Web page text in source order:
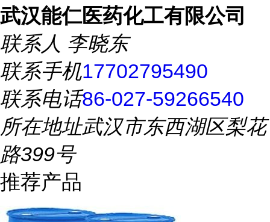
武汉能仁医药化工有限公司
联系人 李晓东
联系手机17702795490
联系电话86-027-59266540
所在地址武汉市东西湖区梨花
路399号
推荐产品